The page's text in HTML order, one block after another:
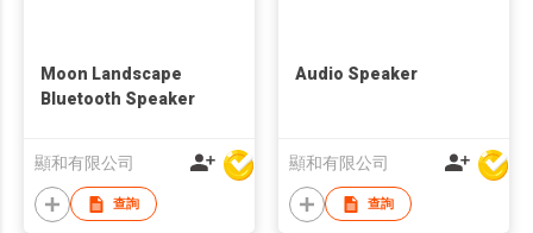
Moon Landscape
Bluetooth Speaker
顯和有限公司
查詢
Audio Speaker
顯和有限公司
查詢